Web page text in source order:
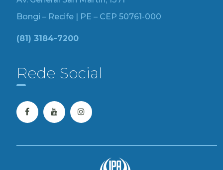
Bongi – Recife | PE – CEP 50761-000
(81) 3184-7200
Rede Social